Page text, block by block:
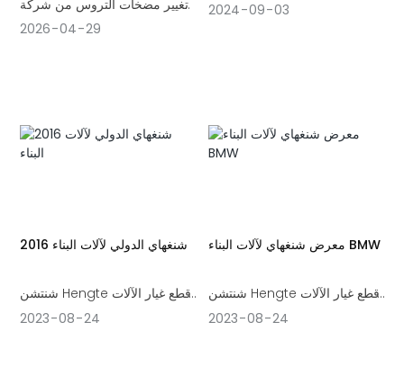
تغيير مضخات التروس من شركة
نابكو إلى علامة ميتسوبيشي
2026 04 29
Hengte بتزويد العملاء بحلول
2024 09 03
2016 شنغهاي الدولي لآلات البناء
شنتشن Hengte قطع غيار الآلات
المحدودة شاركت في أغسطس
2023 08 24
معرض شنغهاي لآلات البناء BMW
شنتشن Hengte قطع غيار الآلات
المحدودة شارك في معرض باوما
2023 08 24